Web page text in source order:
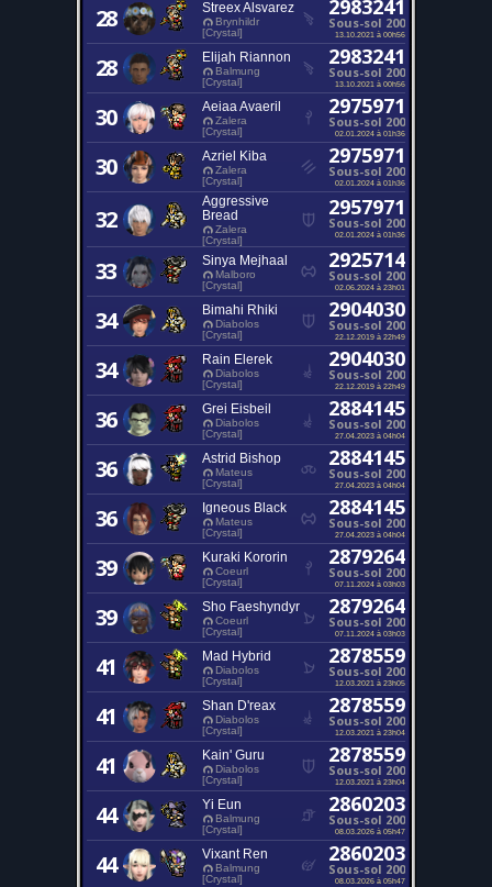
28 Streex Alsvarez
Brynhildr
[Crystal]
2983241
Sous-sol 200
13.10.2021 à 00h56
28 Elijah Riannon
Balmung
[Crystal]
2983241
Sous-sol 200
13.10.2021 à 00h56
30 Aeiaa Avaeril
Zalera
[Crystal]
2975971
Sous-sol 200
02.01.2024 à 01h36
30 Azriel Kiba
Zalera
[Crystal]
2975971
Sous-sol 200
02.01.2024 à 01h36
32
Aggressive
Bread
Zalera
[Crystal]
2957971
Sous-sol 200
02.01.2024 à 01h36
33 Sinya Mejhaal
Malboro
[Crystal]
2925714
Sous-sol 200
02.06.2024 à 23h01
34 Bimahi Rhiki
Diabolos
[Crystal]
2904030
Sous-sol 200
22.12.2019 à 22h49
34 Rain Elerek
Diabolos
[Crystal]
2904030
Sous-sol 200
22.12.2019 à 22h49
36 Grei Eisbeil
Diabolos
[Crystal]
2884145
Sous-sol 200
27.04.2023 à 04h04
36 Astrid Bishop
Mateus
[Crystal]
2884145
Sous-sol 200
27.04.2023 à 04h04
36 Igneous Black
Mateus
[Crystal]
2884145
Sous-sol 200
27.04.2023 à 04h04
39 Kuraki Kororin
Coeurl
[Crystal]
2879264
Sous-sol 200
07.11.2024 à 03h03
39 Sho Faeshyndyr
Coeurl
[Crystal]
2879264
Sous-sol 200
07.11.2024 à 03h03
41 Mad Hybrid
Diabolos
[Crystal]
2878559
Sous-sol 200
12.03.2021 à 23h05
41 Shan D'reax
Diabolos
[Crystal]
2878559
Sous-sol 200
12.03.2021 à 23h04
41 Kain' Guru
Diabolos
[Crystal]
2878559
Sous-sol 200
12.03.2021 à 23h04
44 Yi Eun
Balmung
[Crystal]
2860203
Sous-sol 200
08.03.2026 à 05h47
44 Vixant Ren
Balmung
[Crystal]
2860203
Sous-sol 200
08.03.2026 à 05h47